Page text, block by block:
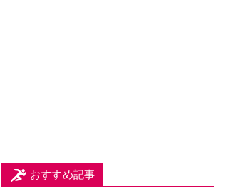
おすすめ記事